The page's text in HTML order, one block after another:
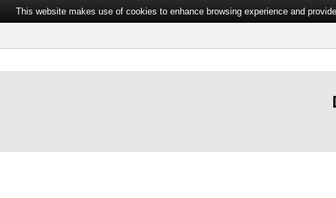
This website makes use of cookies to enhance browsing experience and